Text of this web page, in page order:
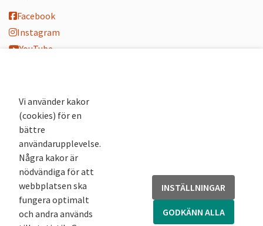
Facebook
Instagram
YouTube
Nyhetsbrev
Andra webbplatser
Arkivsök
Fornsök
Fornreg
Bebyggelseregistret
Runor
Vi använder kakor
(cookies) för en
bättre
användarupplevelse.
Några kakor är
nödvändiga för att
webbplatsen ska
fungera optimalt
och andra används
INSTÄLLNINGAR
GODKÄNN ALLA